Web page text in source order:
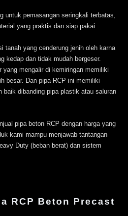
untuk pemasangan seringkali terbatas,
yang praktis dan siap pakai
tanah yang cenderung jenih oleh karna
kedap dan tidak mudah bergeser.
yang mengalir di kemiringan memiliki
besar. Dan pipa RCP ini memiliki
baik dibanding pipa plastik atau saluran
pipa beton RCP dengan harga yang
kami mampu menjawab tantangan
Duty (beban berat) dan sistem
RCP Beton Precast